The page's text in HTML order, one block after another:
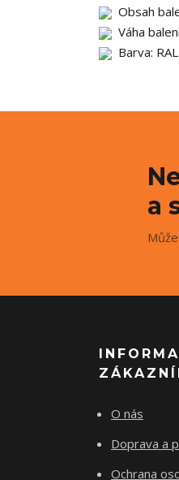
Obsah
Váha
Barva:
a
O nás
Doprava a
Ochrana